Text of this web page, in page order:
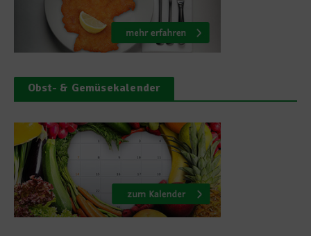
Obst- & Gemüsekalender